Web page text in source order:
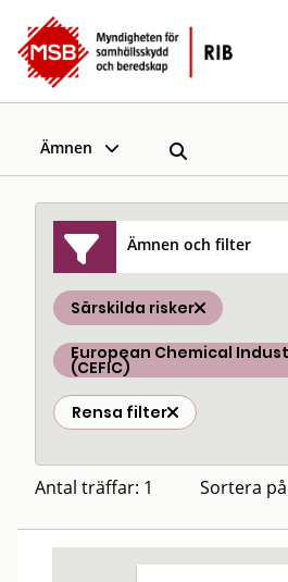
Ämnen
Ämnen och filter
Särskilda risker
European Chemical
(CEFIC)
Rensa filter
Antal träffar: 1 Sortera